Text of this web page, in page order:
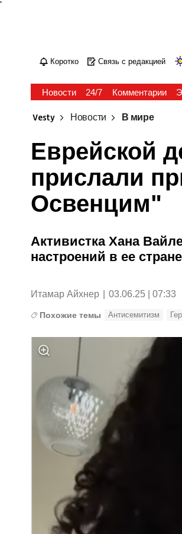
'
Коротко Связь с редакцией
Новости 24/7 Комментарии
Vesty Новости В мире
Еврейской
прислали
Освенцим"
Активистка Хана
настроений в ее стране
Итамар Айхнер 03.06.25 | 07:33
Похожие темы Антисемитизм